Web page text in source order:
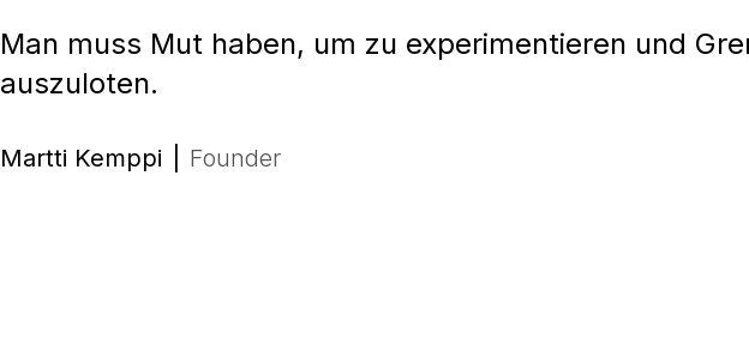
Man muss Mut haben, um zu experimentieren und
auszuloten.
Martti Kemppi Founder